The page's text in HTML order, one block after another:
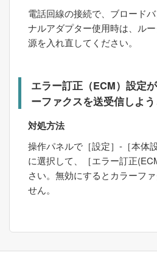
電話回線の接続で、ブロード
ナルアダプター使用時は、ル
源を入れ直してください。
エラー訂正（ECM）設定
ーファクスを送受信しよう
対処方法
操作パネルで［設定］-［本体
に選択して、［エラー訂正
さい。無効にするとカラーフ
せん。